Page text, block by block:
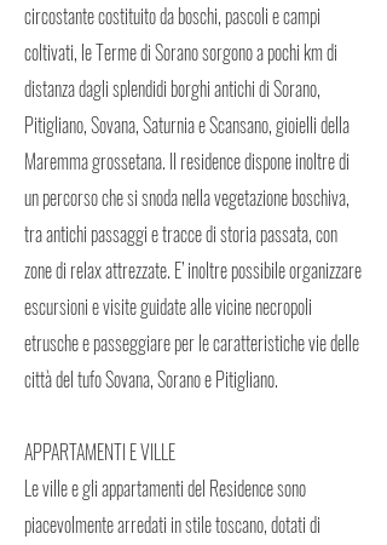
circostante costituito da boschi, pascoli e campi
coltivati, le Terme di Sorano sorgono a pochi km di
distanza dagli splendidi borghi antichi di Sorano,
Pitigliano, Sovana, Saturnia e Scansano, gioielli della
Maremma grossetana. Il residence dispone inoltre di
un percorso che si snoda nella vegetazione boschiva,
tra antichi passaggi e tracce di storia passata, con
zone di relax attrezzate. E’ inoltre possibile organizzare
escursioni e visite guidate alle vicine necropoli
etrusche e passeggiare per le caratteristiche vie delle
città del tufo Sovana, Sorano e Pitigliano.
APPARTAMENTI E VILLE
Le ville e gli appartamenti del Residence sono
piacevolmente arredati in stile toscano, dotati di